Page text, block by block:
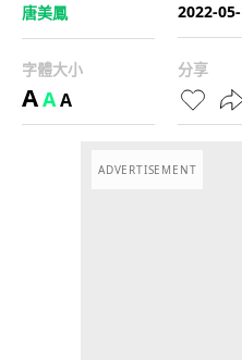
唐美鳳
2022-
字體大小
AAA
分享
ADVERTISEMENT